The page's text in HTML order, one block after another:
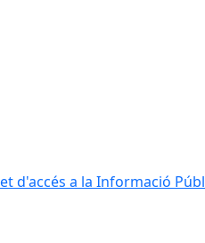
d'accés a la Informació